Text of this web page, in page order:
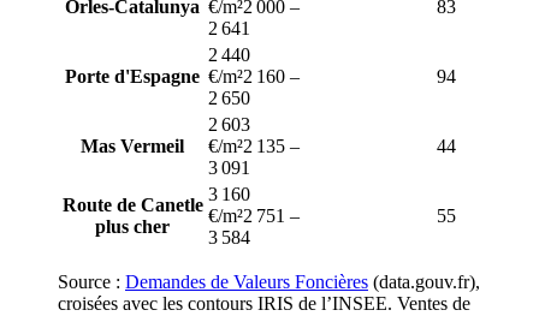
Orles-Catalunya €/m²2 000 –
2 641
83
Porte d'Espagne
2 440
€/m²2 160 –
2 650
94
Mas Vermeil
2 603
€/m²2 135 –
3 091
44
Route de Canetle
plus cher
3 160
€/m²2 751 –
3 584
55
Source : Demandes de Valeurs Foncières (data.gouv.fr),
croisées avec les contours IRIS de l’INSEE. Ventes de